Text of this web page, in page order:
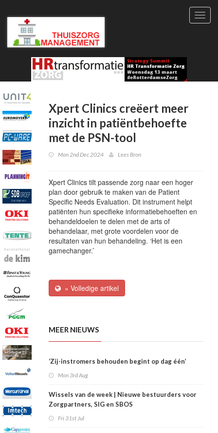
Xpert Clinics creëert meer
inzicht in patiëntbehoefte
met de PSN-tool
Mon 2nd Dec 2024 Lees Bron
Xpert Clinics tilt passende zorg naar een hoger
plan door gebruik te maken van de Patient
Specific Needs Evaluation. Dit instrument helpt
patiënten hun specifieke informatiebehoeften en
behandeldoelen te delen met de arts of
behandelaar, met grote voordelen voor de
resultaten van hun behandeling. ‘Het is een
gamechanger.’
» Volledige artikel
MEER NIEUWS
‘Zij-instromers behouden begint op dag één’
Mon 3rd Aug
Wissels van de week | Nieuwe bestuurders voor
Zorgpartners, SIG en SBOS
Fri 31st Jul